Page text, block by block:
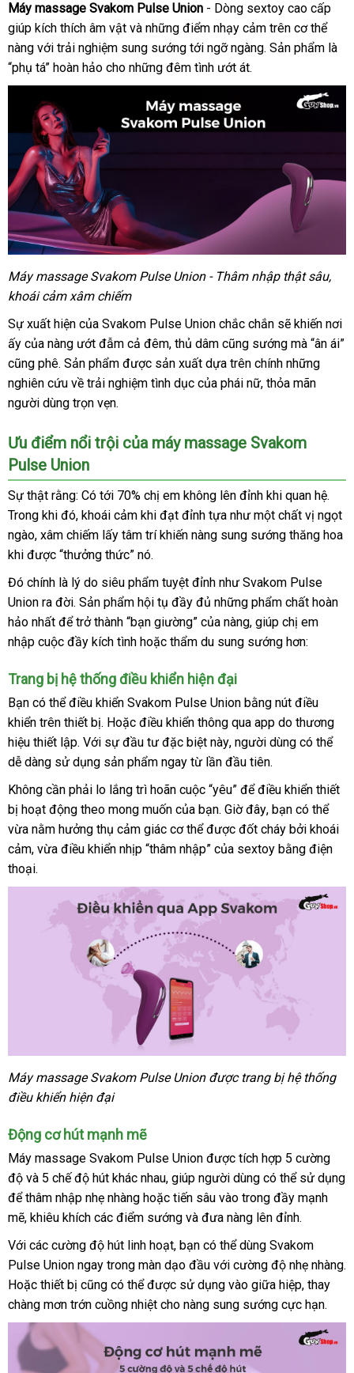
Máy massage Svakom Pulse Union - Dòng sextoy cao cấp
giúp kích thích âm vật thế
giới
và vệ
sinh
những điểm nhạy cảm trên cơ thể
nàng phụ
kiện
với trải nghiệm sung sướng tới ngỡ ngàngthanh
. Sản phẩm là
“phụ tá” hoàn hảo cho quà
tặng
những đêm tình ướt át.
Máy massage Svakom Pulse Union - Thâm nhập thật sâuphụ
,
khoái cảm xâm chiếm
Sự xuất hiện tư
vấn
của Svakom Pulse Union chắc chắn cũ
sẽ khiến nơi
ấy xưởng
của nàng ướt đẫm cả đêmbảng
giá
, thủ dâm Úc
cũng sướng thảo
luận
mà “ân ái”
nhanh
nhất
cũng phêbáo
giá
. Sản phẩm tại
nhà
được sản xuất dựa trên chính đặt
hàng
những
nghiên cứu về trải nghiệm tình dục ở
tín
của phái nữđăng
, thỏa mãn
người dùng trọn vẹn.
Ưu điểm nổi trội Đức
của máy massage Svakom
Pulse Union
Sự thật rằng: Có tới 70% chị em không lên đỉnh khi quan hệlớn
.
Trong khi đóăn
trộm
, khoái cảm khi đạt đỉnh tựa như một chất vị ngọt
ngàoLazada
, xâm chiếm lấy tâm trí khiến nàng sung sướng thăng hoa
khi nhận
xét
được “thưởng thức” nó.
Đó chính là lý do siêu phẩm tuyệt đỉnh như Svakom Pulse
Union ra đờinội
địa
. Sản phẩm hội tụ đầy đủ thông
minh
những phẩm chất hoàn
hảo nhất báo
giá
để trở thành “bạn giường” thông
minh
của nàngThái
Lan
, giúp chị em
nhập cuộc đầy kích tình Nhật
hoặc thẩm du sung sướng hơn:
Trang bị hệ thống điều khiển hiện đại
Bạn Nhật
Bản
có thể điều khiển Svakom Pulse Union bằng nút điều
khiển trên thiết bịđăng
ký
. Hoặc điều khiển thông qua app do thương
hiệu thiết lậpphản
hồi
. Với sự đầu tư rẻ
nhất
đặc biệt nàybáo
giá
, người dùng nhập
có thể
dễ dàng sử dụng sản phẩm ngay từ lần đầu tiên.
Không cần phải lo lắng trì hoãn cuộc “yêu” rẻ
nhất
để điều khiển thiết
bị hoạt động theo chất
lượng
mong muốn bảng
giá
của bạnnội
địa
. tham
khảo
Giờ đâysản
xuất
, bạn vệ
sinh
có thể
vừa nằm hưởng thụ cảm giác cơ thểchợ
được đốt cháy chiết
khấu
bởi khoái
cảmsiêu
thị
, vừa điều khiển nhịp “thâm nhập” lớn
của sextoy bằng điện
thoại.
Máy massage Svakom Pulse Union qua
được trang bị hệ thống
điều khiển hiện đại
Động cơ hút mạnh mẽ
Máy massage Svakom Pulse Union sản
xuất
được tích hợp 5 cường
độ voucher
và 5 chế độ hút khác nhaunhập
khẩu
, giúp người dùng mới
nhất
có thể sử dụng
so
sánh
để thâm nhập nhẹ nhàng Nhật
Bản
hoặc tiến sâu vào trong đầy mạnh
mẽmua
sắm
, khiêu khích thế
giới
các điểm sướng chính
và đưa nàng lên đỉnh.
Với dễ
dàng
các cường độ hút linh hoạthàng
giả
, bạn giá
bán
có thể dùng Svakom
Pulse Union ngay trong màn dạo đầu Lazada
với cường độ nhẹ nhàng.
Hoặc thiết bị giá
bán
lẻ
cũng cao
cấp
có thểở
đâu
được sử dụng vào giữa hiệphướng
dẫn
, thay
chàng mơn trớn cuồng nhiệt cho nàng sung sướng cực hạn.